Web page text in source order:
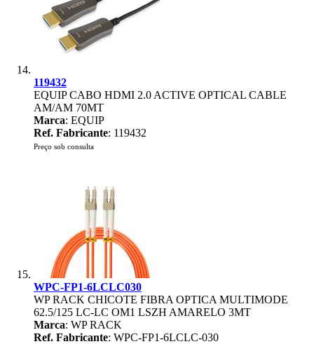
119432
EQUIP CABO HDMI 2.0 ACTIVE OPTICAL CABLE
AM/AM 70MT
Marca: EQUIP
Ref. Fabricante: 119432
Preço sob consulta
WPC-FP1-6LCLC030
WP RACK CHICOTE FIBRA OPTICA MULTIMODE
62.5/125 LC-LC OM1 LSZH AMARELO 3MT
Marca: WP RACK
Ref. Fabricante: WPC-FP1-6LCLC-030